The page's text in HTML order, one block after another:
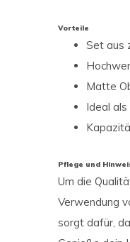
Vorteile
Set aus
Matte
Ideal als
Pflege und
Um die
Verwendung
sorgt dafür,